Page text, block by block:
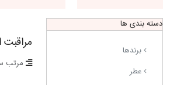
دسته بندی ها
برندها
عطر
مراقبت
مرتب